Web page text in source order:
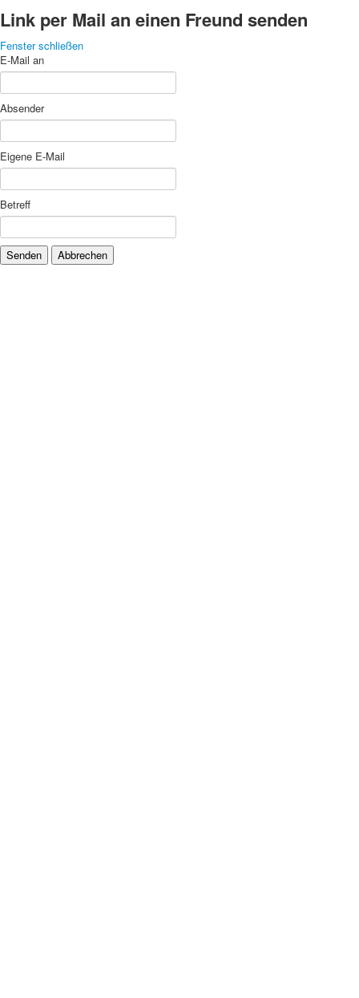
Link per Mail an einen Freund senden
Fenster schließen
E-Mail an
Absender
Eigene E-Mail
Betreff
Senden Abbrechen